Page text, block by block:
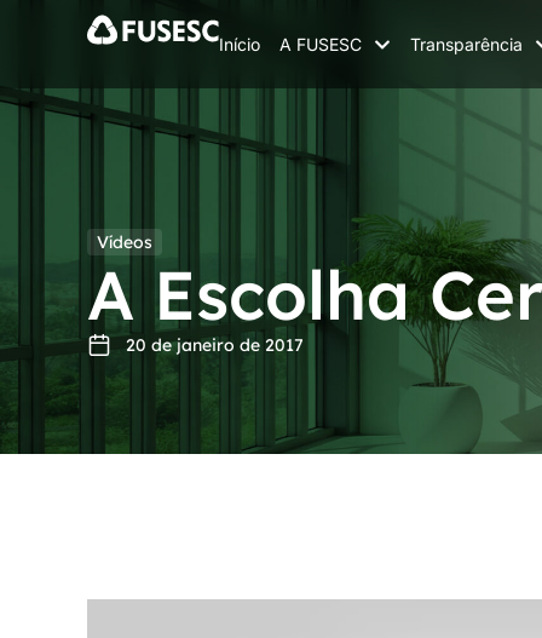
Início A FUSESC Transparência
Vídeos
A Escolha
20 de janeiro de 2017